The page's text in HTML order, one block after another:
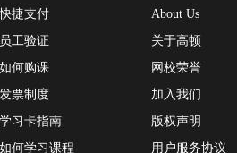
快捷支付
员工验证
如何购课
发票制度
学习卡指南
如何学习课程
About Us
关于高顿
网校荣誉
加入我们
版权声明
用户服务协议